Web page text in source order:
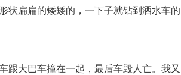
状扁扁的矮矮的，一下子就钻到洒水车的
跟大巴车撞在一起，最后车毁人亡。我又